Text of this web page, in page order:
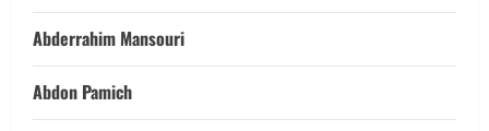
Abderrahim Mansouri
Abdon Pamich